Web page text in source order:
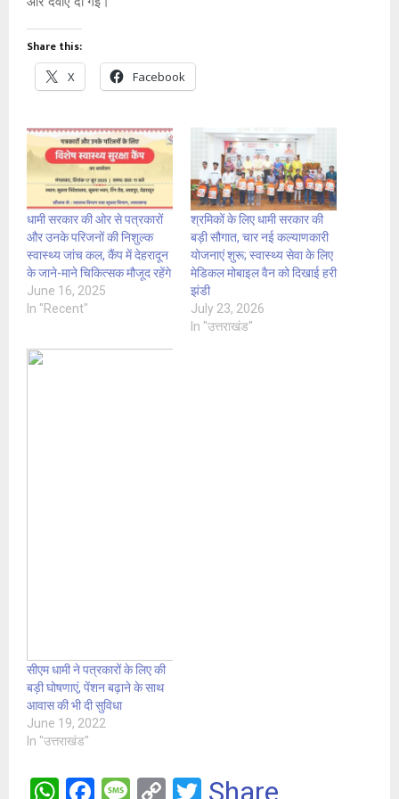
Share this:
X Facebook
धामी सरकार की ओर से पत्रकारों
और उनके परिजनों की निशुल्क
स्वास्थ्य जांच कल, कैंप में देहरादून
के जाने-माने चिकित्सक मौजूद रहेंगे
June 16, 2025
In "Recent"
श्रमिकों के लिए धामी सरकार की
बड़ी सौगात, चार नई कल्याणकारी
योजनाएं शुरू; स्वास्थ्य सेवा के लिए
मेडिकल मोबाइल वैन को दिखाई हरी
झंडी
July 23, 2026
In "उत्तराखंड"
सीएम धामी ने पत्रकारों के लिए की
बड़ी घोषणाएं, पेंशन बढ़ाने के साथ
आवास की भी दी सुविधा
June 19, 2022
In "उत्तराखंड"
W F
M C
T
Share